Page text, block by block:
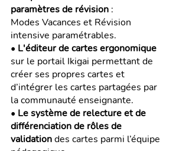
paramètres de révision :
Modes Vacances et Révision
intensive paramétrables.
• L'éditeur de cartes ergonomique
sur le portail Ikigai permettant de
créer ses propres cartes et
d’intégrer les cartes partagées par
la communauté enseignante.
• Le système de relecture et de
différenciation de rôles de
validation des cartes parmi l’équipe